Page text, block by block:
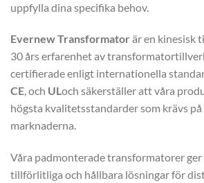
uppfylla dina specifika behov.
Evernew Transformator är en kinesisk
30 års erfarenhet av
certifierade enligt internationella
CE, och ULoch säkerställer att våra
högsta kvalitetsstandarder som krävs på
marknaderna.
Våra padmonterade transformatorer
tillförlitliga och hållbara lösningar för